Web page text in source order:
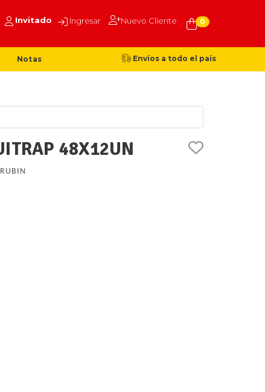
Invitado Ingresar Nuevo Cliente 0
Notas Envíos a todo el país
48X12UN